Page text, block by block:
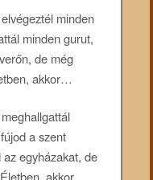
minden
minden gurut,
de még
akkor…
a szent
egyházakat, de
akkor…